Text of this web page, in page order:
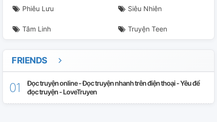
Phiêu Lưu Siêu Nhiên
Tâm Linh Truyện Teen
FRIENDS
Đọc truyện online - Đọc truyện nhanh trên điện thoại - Yêu để
đọc truyện - LoveTruyen